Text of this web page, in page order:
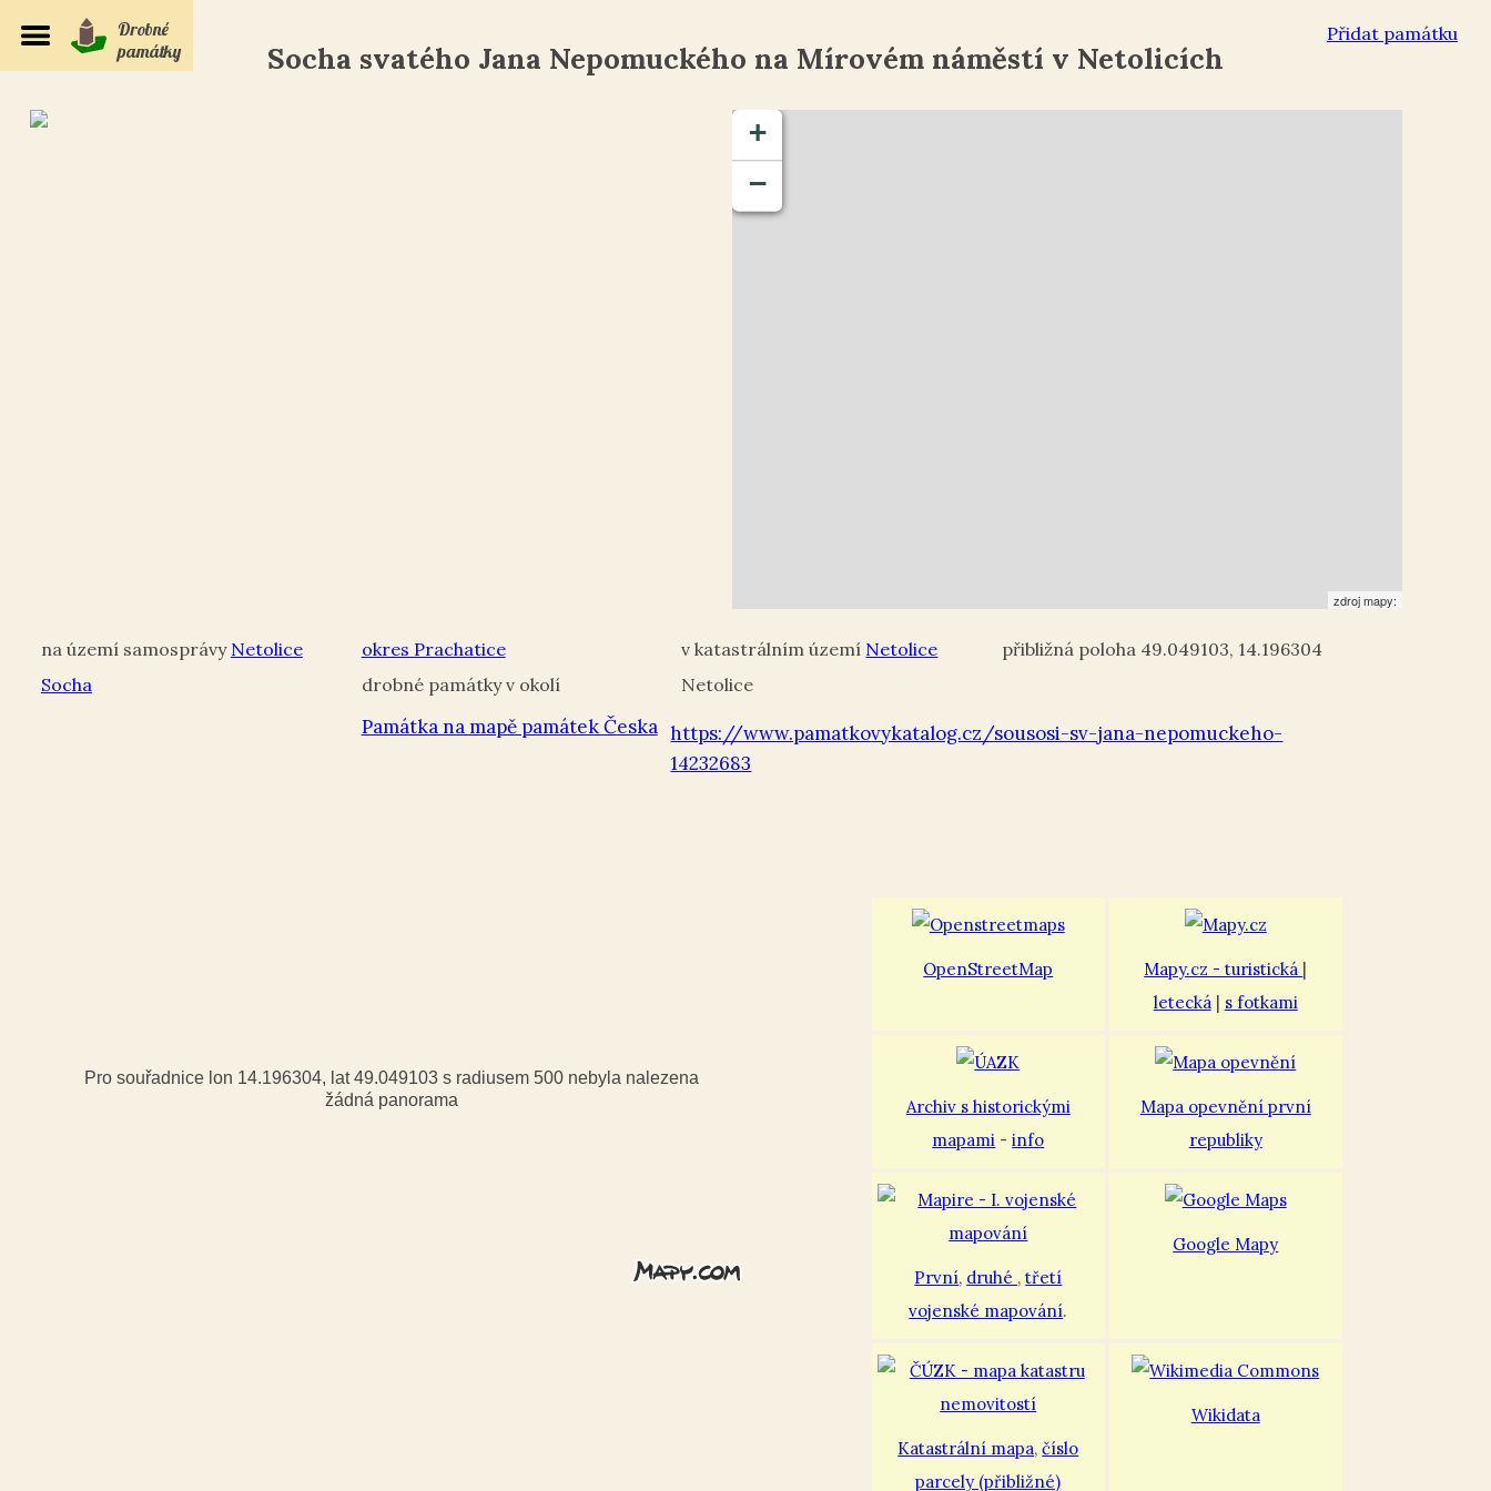
Přidat památku
Drobné
památky
Socha svatého Jana Nepomuckého na Mírovém náměstí v Netolicích
+
−
zdroj mapy:
Netolice okres Prachatice Netolice 49.049103, 14.196304
Socha
Památka na mapě památek Česka
Netolice
https://www.pamatkovykatalog.cz/sousosi-sv-jana-nepomuckeho-
14232683
Pro souřadnice lon 14.196304, lat 49.049103 s radiusem 500 nebyla nalezena
žádná panorama
OpenStreetMap Mapy.cz - turistická |
letecká| s fotkami
Archiv s historickými
mapami -info
Mapa opevnění první
republiky
První, druhé ,třetí
vojenské mapování.
Google Mapy
Katastrální mapa,číslo
parcely (přibližné)
Wikidata